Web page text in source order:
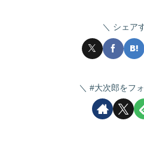
シェア
#大次郎をフ